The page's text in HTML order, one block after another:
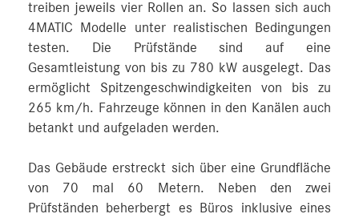
treiben jeweils vier Rollen an. So lassen sich auch
4MATIC Modelle unter realistischen Bedingungen
testen. Die Prüfstände sind auf eine
Gesamtleistung von bis zu 780 kW ausgelegt. Das
ermöglicht Spitzengeschwindigkeiten von bis zu
265 km/h. Fahrzeuge können in den Kanälen auch
betankt und aufgeladen werden.
Das Gebäude erstreckt sich über eine Grundfläche
von 70 mal 60 Metern. Neben den zwei
Prüfständen beherbergt es Büros inklusive eines